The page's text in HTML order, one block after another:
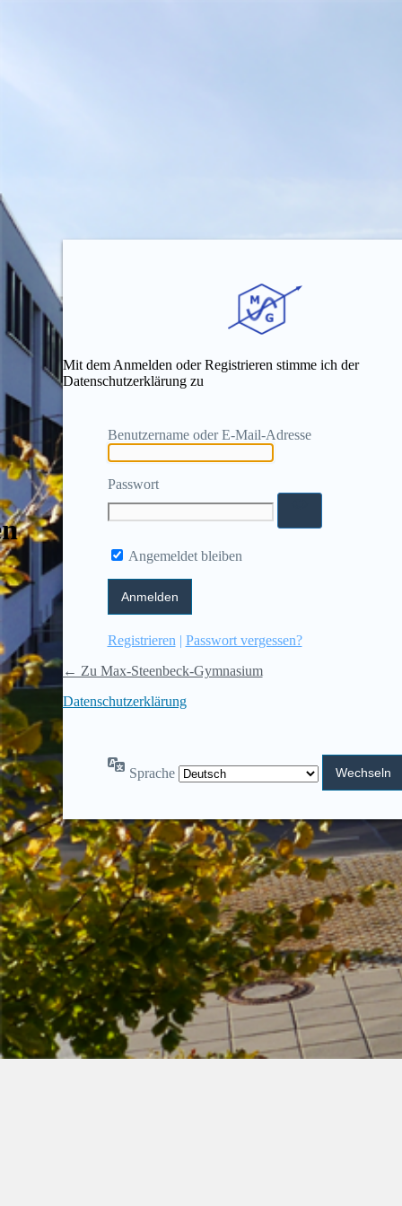
Mit dem Anmelden oder Registrieren stimme ich der
Datenschutzerklärung zu
Benutzername oder E-Mail-Adresse
Passwort
Angemeldet bleiben
Registrieren | Passwort vergessen?
← Zu Max-Steenbeck-Gymnasium
Datenschutzerklärung
Sprache